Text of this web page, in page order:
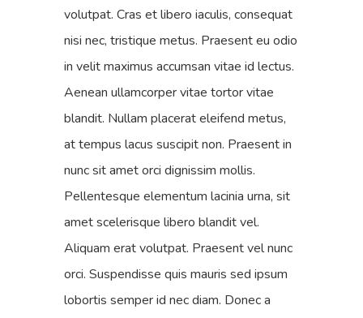
volutpat. Cras et libero iaculis, consequat
nisi nec, tristique metus. Praesent eu odio
in velit maximus accumsan vitae id lectus.
Aenean ullamcorper vitae tortor vitae
blandit. Nullam placerat eleifend metus,
at tempus lacus suscipit non. Praesent in
nunc sit amet orci dignissim mollis.
Pellentesque elementum lacinia urna, sit
amet scelerisque libero blandit vel.
Aliquam erat volutpat. Praesent vel nunc
orci. Suspendisse quis mauris sed ipsum
lobortis semper id nec diam. Donec a